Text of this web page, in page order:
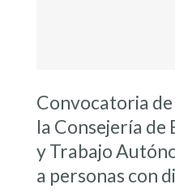
Convocatoria
la Consejería de
y Trabajo
a personas con